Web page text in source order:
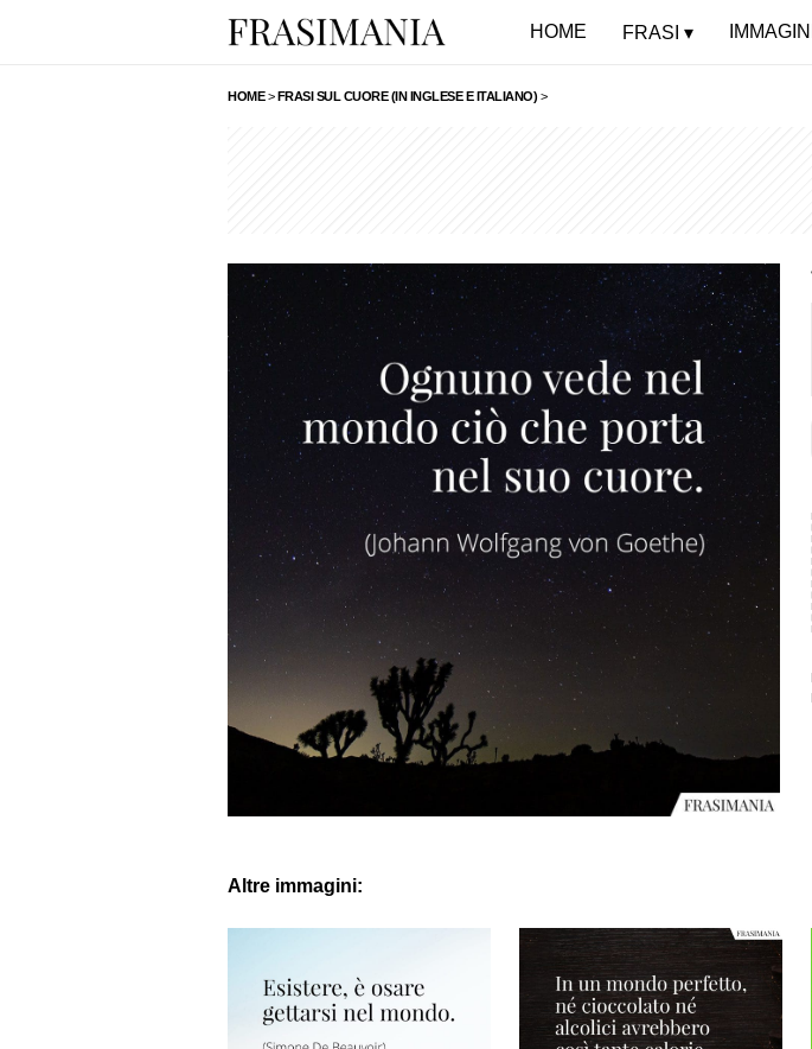
HOME FRASI IMMAGINI
HOME>FRASI SUL CUORE (IN INGLESE E ITALIANO) >
Altre immagini: